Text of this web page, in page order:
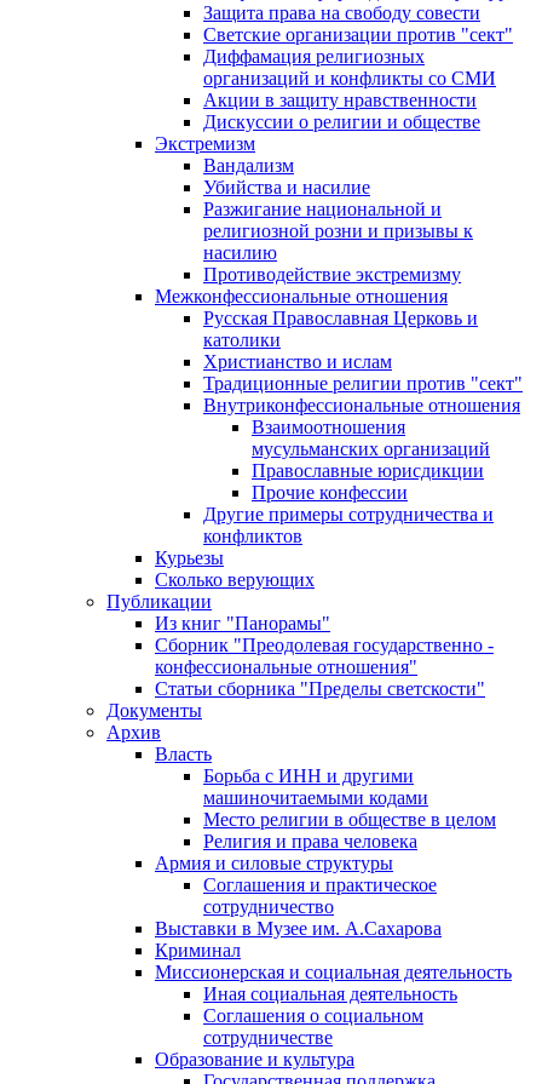
Защита права на свободу совести
Светские организации против "сект"
Диффамация религиозных
организаций и конфликты со СМИ
Акции в защиту нравственности
Дискуссии о религии и обществе
Экстремизм
Вандализм
Убийства и насилие
Разжигание национальной и
религиозной розни и призывы к
насилию
Противодействие экстремизму
Межконфессиональные отношения
Русская Православная Церковь и
католики
Христианство и ислам
Традиционные религии против "сект"
Внутриконфессиональные отношения
Взаимоотношения
мусульманских организаций
Православные юрисдикции
Прочие конфессии
Другие примеры сотрудничества и
конфликтов
Курьезы
Сколько верующих
Публикации
Из книг "Панорамы"
Сборник "Преодолевая государственно -
конфессиональные отношения"
Статьи сборника "Пределы светскости"
Документы
Архив
Власть
Борьба с ИНН и другими
машиночитаемыми кодами
Место религии в обществе в целом
Религия и права человека
Армия и силовые структуры
Соглашения и практическое
сотрудничество
Выставки в Музее им. А.Сахарова
Криминал
Миссионерская и социальная деятельность
Иная социальная деятельность
Соглашения о социальном
сотрудничестве
Образование и культура